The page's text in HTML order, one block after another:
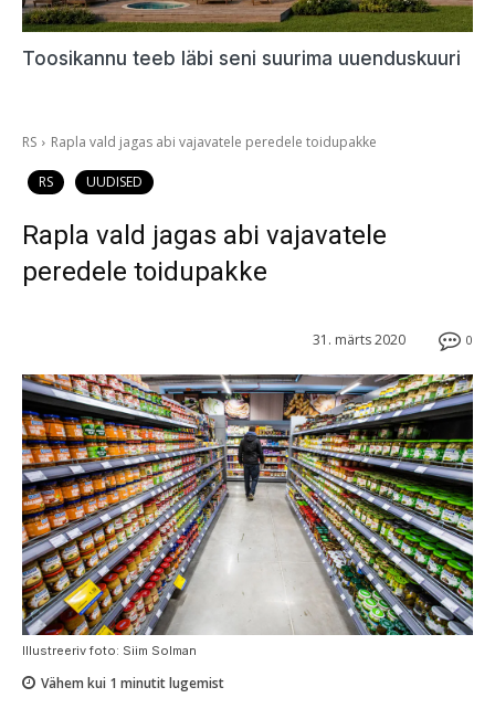
Toosikannu teeb läbi seni suurima uuenduskuuri